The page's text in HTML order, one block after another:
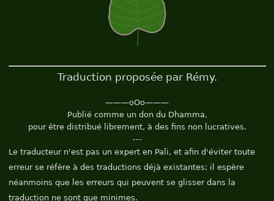
Traduction proposée par Rémy.
———oOo———
Publié comme un don du Dhamma,
pour être distribué librement, à des fins non lucratives.
---
Le traducteur n'est pas un expert en Pali, et afin d'éviter toute
erreur se réfère à des traductions déjà existantes; il espère
néanmoins que les erreurs qui peuvent se glisser dans la
traduction ne sont que minimes.